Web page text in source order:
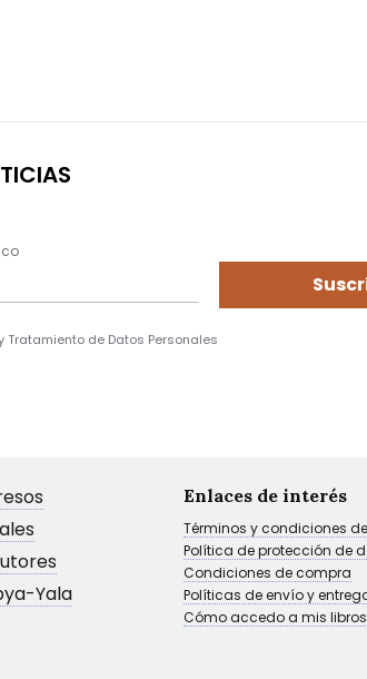
de Datos Personales
Yala
Enlaces de interés
Términos y condiciones
Política de protección de
Condiciones de compra
Políticas de envío y
Cómo accedo a mis